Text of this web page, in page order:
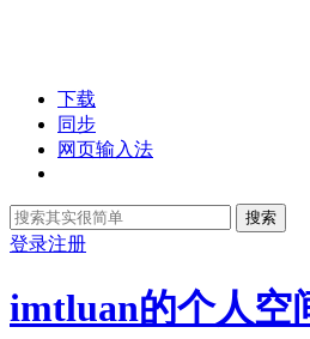
下载
同步
网页输入法
搜索
登录注册
imtluan的个人空